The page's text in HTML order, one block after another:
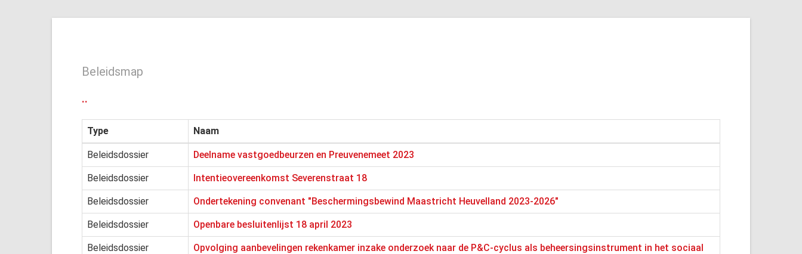
Beleidsmap
..
Type Naam
Beleidsdossier Deelname vastgoedbeurzen en Preuvenemeet 2023
Beleidsdossier Intentieovereenkomst Severenstraat 18
Beleidsdossier Ondertekening convenant "Beschermingsbewind Maastricht Heuvelland 2023-2026"
Beleidsdossier Openbare besluitenlijst 18 april 2023
Beleidsdossier
Opvolging aanbevelingen rekenkamer inzake onderzoek naar de P&C-cyclus als beheersingsinstrument in het sociaal